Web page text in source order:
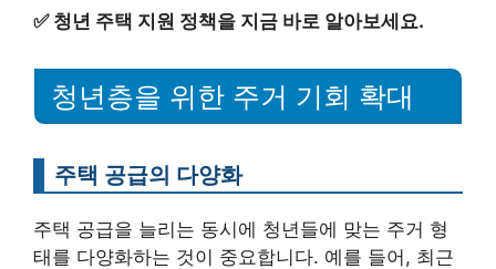
✅ 청년 주택 지원 정책을 지금 바로 알아보세요.
청년층을 위한 주거 기회 확대
주택 공급의 다양화
주택 공급을 늘리는 동시에 청년들에 맞는 주거 형
태를 다양화하는 것이 중요합니다. 예를 들어, 최근